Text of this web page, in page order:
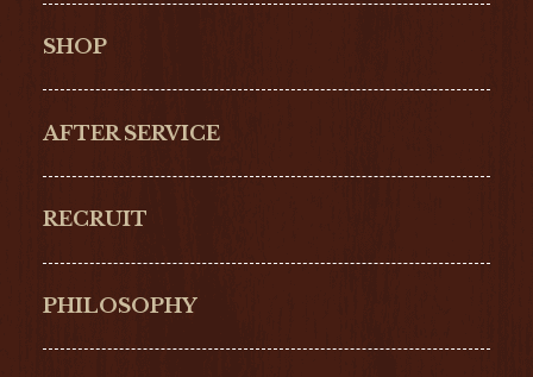
ZENITH
ULYSSE NARDIN
SHOP
AFTER SERVICE
RECRUIT
PHILOSOPHY